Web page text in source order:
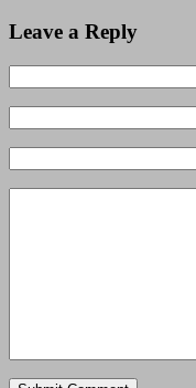
Leave a Reply